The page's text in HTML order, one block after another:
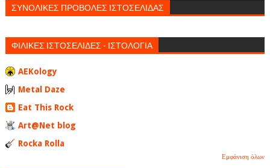
ΣΥΝΟΛΙΚΕΣ ΠΡΟΒΟΛΕΣ ΙΣΤΟΣΕΛΙΔΑΣ
ΦΙΛΙΚΕΣ ΙΣΤΟΣΕΛΙΔΕΣ - ΙΣΤΟΛΟΓΙΑ
AEKology
Metal Daze
Eat This Rock
Art@Net blog
Rocka Rolla
Εμφάνιση όλων